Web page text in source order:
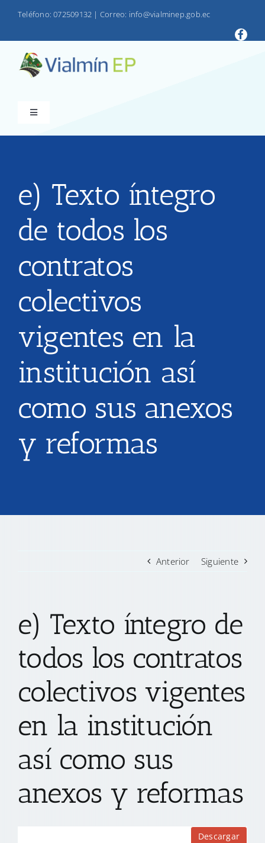
Teléfono: 072509132 | Correo: info@vialminep.gob.ec
Toggle
Navigation
VIALMIN
PRODUCTOS
LOTAIP
TRANSPARENCIA
CONVOCATORIAS PRECALIFICACIÓN
NOTICIAS
CONTACTO
e) Texto íntegro
de todos los
contratos
colectivos
vigentes en la
institución así
como sus anexos
y reformas
Anterior Siguiente
e) Texto íntegro de
todos los contratos
colectivos vigentes
en la institución
así como sus
anexos y reformas
Descargar